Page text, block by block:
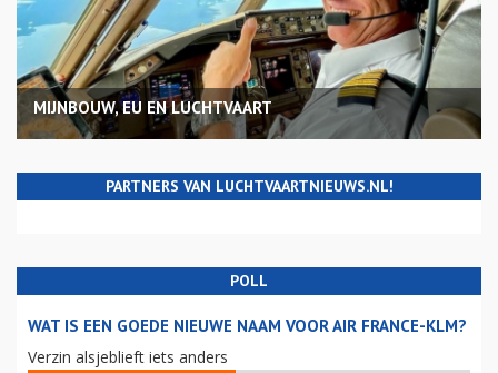
MIJNBOUW, EU EN LUCHTVAART
PARTNERS VAN LUCHTVAARTNIEUWS.NL!
POLL
WAT IS EEN GOEDE NIEUWE NAAM VOOR AIR FRANCE-KLM?
Verzin alsjeblieft iets anders